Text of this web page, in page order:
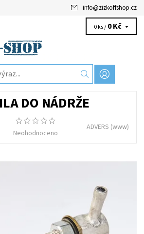
info@zizkoffshop.cz
0 ks / 0 Kč
DO NÁDRŽE
Neohodnoceno
ADVERS (www)